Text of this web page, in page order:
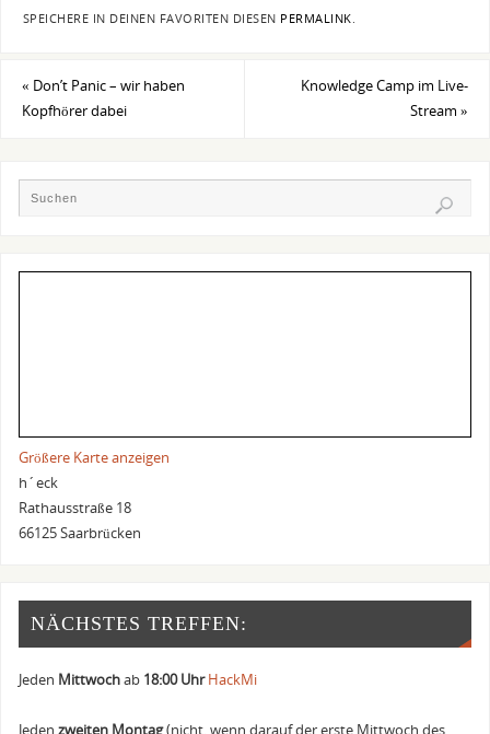
SPEICHERE IN DEINEN FAVORITEN DIESEN PERMALINK.
« Don’t Panic – wir haben
Kopfhörer dabei
Knowledge Camp im Live-
Stream»
Größere Karte anzeigen
h´eck
Rathausstraße 18
66125 Saarbrücken
NÄCHSTES TREFFEN:
Jeden Mittwochab 18:00 Uhr HackMi
Jedenzweiten Montag(nicht, wenn darauf der erste Mittwoch des